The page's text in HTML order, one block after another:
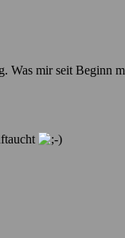
Was mir seit Beginn